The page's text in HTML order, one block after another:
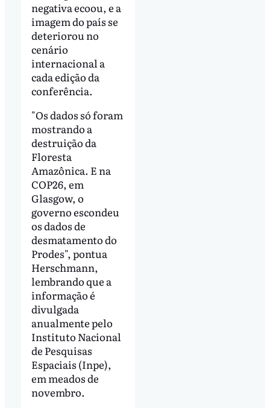
negativa ecoou, e a
imagem do país se
deteriorou no
cenário
internacional a
cada edição da
conferência.
"Os dados só foram
mostrando a
destruição da
Floresta
Amazônica. E na
COP26, em
Glasgow, o
governo escondeu
os dados de
desmatamento do
Prodes", pontua
Herschmann,
lembrando que a
informação é
divulgada
anualmente pelo
Instituto Nacional
de Pesquisas
Espaciais (Inpe),
em meados de
novembro.